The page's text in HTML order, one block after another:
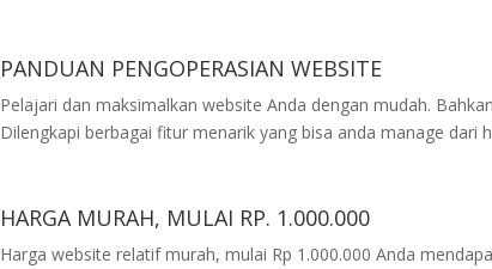
PANDUAN PENGOPERASIAN WEBSITE
Pelajari dan maksimalkan website Anda dengan mudah.
Dilengkapi berbagai fitur menarik yang bisa anda manage dari
HARGA MURAH, MULAI RP. 1.000.000
Harga website relatif murah, mulai Rp 1.000.000 Anda